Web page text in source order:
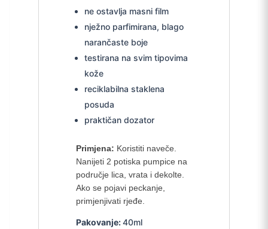
ne ostavlja masni film
nježno parfimirana, blago
narančaste boje
testirana na svim tipovima
kože
reciklabilna staklena
posuda
praktičan dozator
Primjena: Koristiti naveče.
Nanijeti 2 potiska pumpice na
područje lica, vrata i dekolte.
Ako se pojavi peckanje,
primjenjivati rjeđe.
Pakovanje:40ml